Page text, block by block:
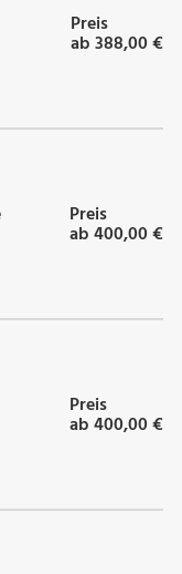
Preis
ab 388,00 €
Preis
ab 400,00 €
Preis
ab 400,00 €